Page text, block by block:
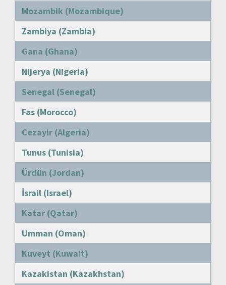
Mozambik (Mozambique)
Zambiya (Zambia)
Gana (Ghana)
Nijerya (Nigeria)
Senegal (Senegal)
Fas (Morocco)
Cezayir (Algeria)
Tunus (Tunisia)
Ürdün (Jordan)
İsrail (Israel)
Katar (Qatar)
Umman (Oman)
Kuveyt (Kuwait)
Kazakistan (Kazakhstan)